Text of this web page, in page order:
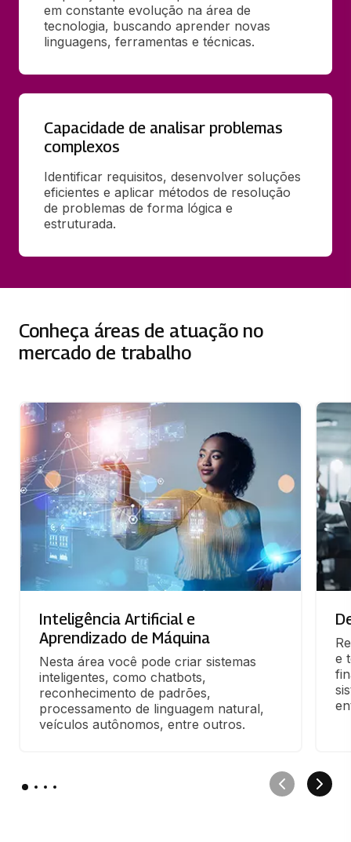
em constante evolução na área de
tecnologia, buscando aprender novas
linguagens, ferramentas e técnicas.
Capacidade de analisar problemas
complexos
Identificar requisitos, desenvolver soluções
eficientes e aplicar métodos de resolução
de problemas de forma lógica e
estruturada.
Conheça áreas de atuação no
mercado de trabalho
Inteligência Artificial e
Aprendizado de Máquina
Nesta área você pode criar sistemas
inteligentes, como chatbots,
reconhecimento de padrões,
processamento de linguagem natural,
veículos autônomos, entre outros.
e